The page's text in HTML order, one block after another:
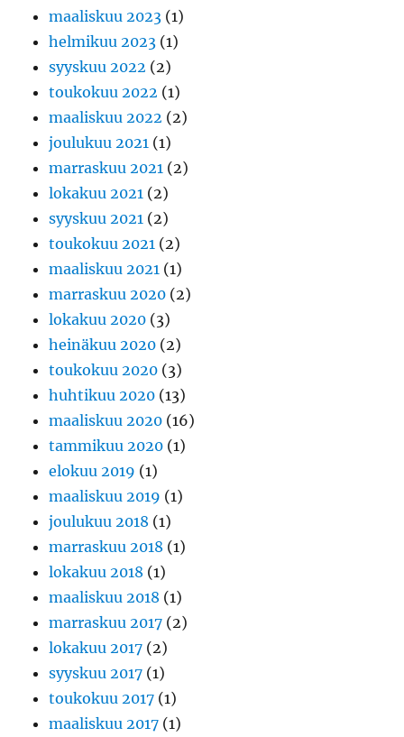
maaliskuu 2023 (1)
helmikuu 2023 (1)
syyskuu 2022 (2)
toukokuu 2022 (1)
maaliskuu 2022 (2)
joulukuu 2021 (1)
marraskuu 2021 (2)
lokakuu 2021 (2)
syyskuu 2021 (2)
toukokuu 2021 (2)
maaliskuu 2021 (1)
marraskuu 2020 (2)
lokakuu 2020 (3)
heinäkuu 2020 (2)
toukokuu 2020 (3)
huhtikuu 2020 (13)
maaliskuu 2020 (16)
tammikuu 2020 (1)
elokuu 2019 (1)
maaliskuu 2019 (1)
joulukuu 2018 (1)
marraskuu 2018 (1)
lokakuu 2018 (1)
maaliskuu 2018 (1)
marraskuu 2017 (2)
lokakuu 2017 (2)
syyskuu 2017 (1)
toukokuu 2017 (1)
maaliskuu 2017 (1)